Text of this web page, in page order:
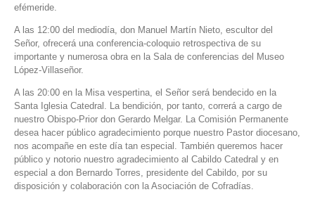
efémeride.
A las 12:00 del mediodía, don Manuel Martín Nieto, escultor del
Señor, ofrecerá una conferencia-coloquio retrospectiva de su
importante y numerosa obra en la Sala de conferencias del Museo
López-Villaseñor.
A las 20:00 en la Misa vespertina, el Señor será bendecido en la
Santa Iglesia Catedral. La bendición, por tanto, correrá a cargo de
nuestro Obispo-Prior don Gerardo Melgar. La Comisión Permanente
desea hacer público agradecimiento porque nuestro Pastor diocesano,
nos acompañe en este día tan especial. También queremos hacer
público y notorio nuestro agradecimiento al Cabildo Catedral y en
especial a don Bernardo Torres, presidente del Cabildo, por su
disposición y colaboración con la Asociación de Cofradías.